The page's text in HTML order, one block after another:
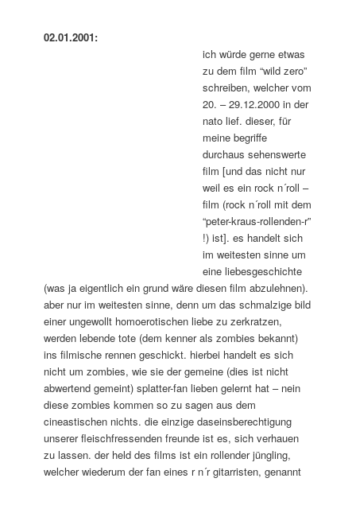
02.01.2001:
ich würde gerne etwas
zu dem film “wild zero”
schreiben, welcher vom
20. – 29.12.2000 in der
nato lief. dieser, für
meine begriffe
durchaus sehenswerte
film [und das nicht nur
weil es ein rock n´roll –
film (rock n´roll mit dem
“peter-kraus-rollenden-r”
!) ist]. es handelt sich
im weitesten sinne um
eine liebesgeschichte
(was ja eigentlich ein grund wäre diesen film abzulehnen).
aber nur im weitesten sinne, denn um das schmalzige bild
einer ungewollt homoerotischen liebe zu zerkratzen,
werden lebende tote (dem kenner als zombies bekannt)
ins filmische rennen geschickt. hierbei handelt es sich
nicht um zombies, wie sie der gemeine (dies ist nicht
abwertend gemeint) splatter-fan lieben gelernt hat – nein
diese zombies kommen so zu sagen aus dem
cineastischen nichts. die einzige daseinsberechtigung
unserer fleischfressenden freunde ist es, sich verhauen
zu lassen. der held des films ist ein rollender jüngling,
welcher wiederum der fan eines r n´rgitarristen, genannt